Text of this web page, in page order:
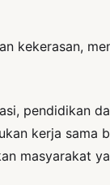
kekerasan,
pendidikan
kerja sama
masyarakat